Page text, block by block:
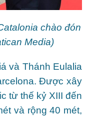
chào đón
Media)
và Thánh Eulalia
Được xây
từ thế kỷ XIII đến
và rộng 40 mét,